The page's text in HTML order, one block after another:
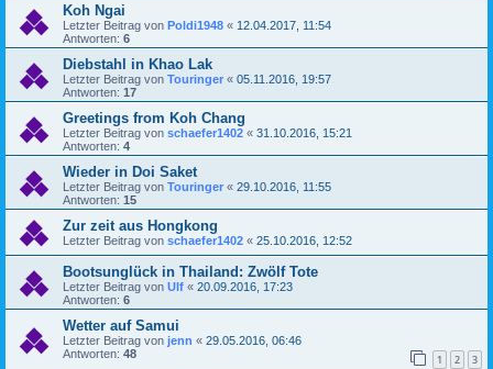
Koh Ngai
Letzter Beitrag von Poldi1948 « 12.04.2017, 11:54
Antworten: 6
Diebstahl in Khao Lak
Letzter Beitrag von Touringer « 05.11.2016, 19:57
Antworten: 17
Greetings from Koh Chang
Letzter Beitrag von schaefer1402 « 31.10.2016, 15:21
Antworten: 4
Wieder in Doi Saket
Letzter Beitrag von Touringer « 29.10.2016, 11:55
Antworten: 15
Zur zeit aus Hongkong
Letzter Beitrag von schaefer1402 « 25.10.2016, 12:52
Bootsunglück in Thailand: Zwölf Tote
Letzter Beitrag von Ulf « 20.09.2016, 17:23
Antworten: 6
Wetter auf Samui
Letzter Beitrag von jenn « 29.05.2016, 06:46
Antworten: 48 1 2 3